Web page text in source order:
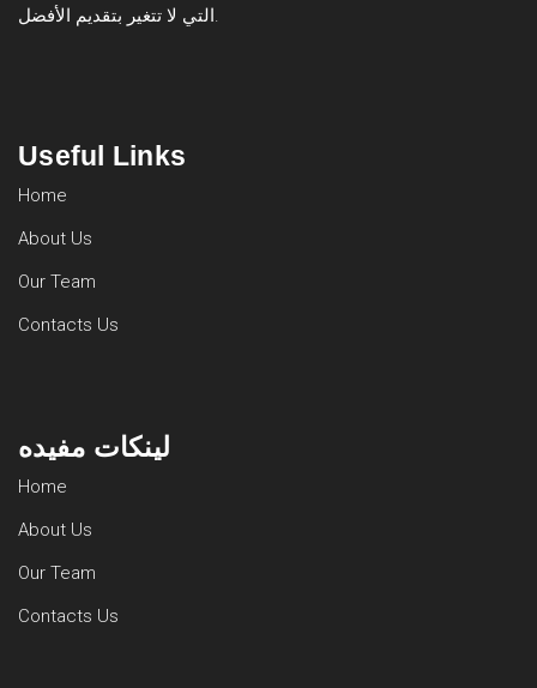
التي لا تتغير بتقديم الأفضل.
Useful Links
Home
About Us
Our Team
Contacts Us
لينكات مفيده
Home
About Us
Our Team
Contacts Us